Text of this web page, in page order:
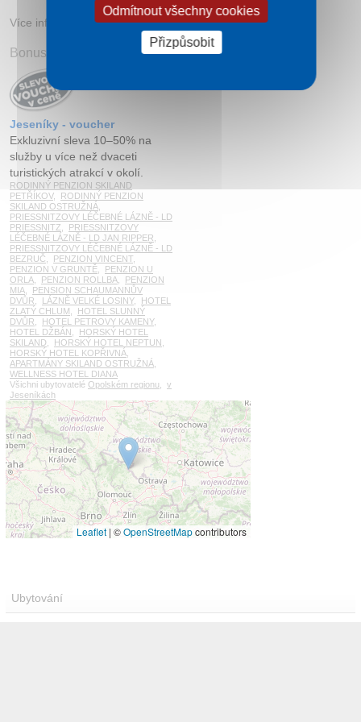
Více informací: www.zameklinhartovy.cz
Bonusy při objednávce ubytování na tomto webu
Jeseníky - voucher
Exkluzivní sleva 10–50% na
služby u více než dvaceti
turistických atrakcí v okolí.
RODINNÝ PENZION SKILAND
PETŘÍKOV, RODINNÝ PENZION
SKILAND OSTRUŽNÁ
PRIESSNITZOVY LÉČEBNÉ LÁZNĚ - LD
PRIESSNITZ
PRIESSNITZOVY
LÉČEBNÉ LÁZNĚ - LD JAN RIPPER
PRIESSNITZOVY LÉČEBNÉ LÁZNĚ - LD
BEZRUČ
PENZION VINCENT
PENZION V GRUNTĚ
PENZION U
ORLA
PENZION ROLLBA
PENZION
MIA
PENSION SCHAUMANNŮV
DVŮR
LÁZNĚ VELKÉ LOSINY, HOTEL
ZLATÝ CHLUM
HOTEL SLUNNÝ
DVŮR
HOTEL PETROVY KAMENY,
HOTEL DŽBÁN
HORSKÝ HOTEL
SKILAND
HORSKÝ HOTEL NEPTUN
HORSKÝ HOTEL KOPŘIVNÁ
APARTMÁNY SKILAND OSTRUŽNÁ
WELLNESS HOTEL DIANA
Všichni ubytovatelé Opolském regionu
v
Jeseníkách
Leaflet | ©OpenStreetMapcontributors
Ubytování
Odmítnout všechny cookies
Přizpůsobit